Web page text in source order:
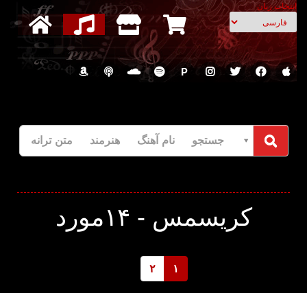
انتخاب زبان
P
جستجو نام آهنگ هنرمند متن ترانه
کریسمس - ۱۴مورد
۱ ۲